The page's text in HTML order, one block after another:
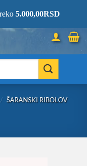
/ ŠARANSKI RIBOLOV
5.000,00RSD